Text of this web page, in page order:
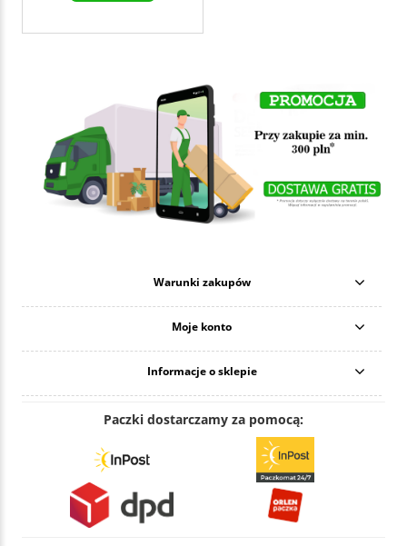
Warunki zakupów
Moje konto
Informacje o sklepie
Paczki dostarczamy za pomocą: